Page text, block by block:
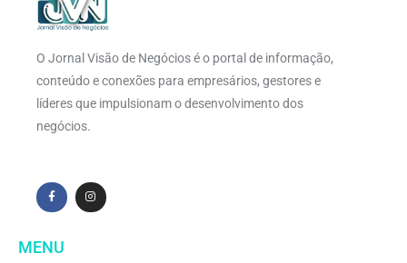
O Jornal Visão de Negócios é o portal de informação,
conteúdo e conexões para empresários, gestores e
líderes que impulsionam o desenvolvimento dos
negócios.
MENU